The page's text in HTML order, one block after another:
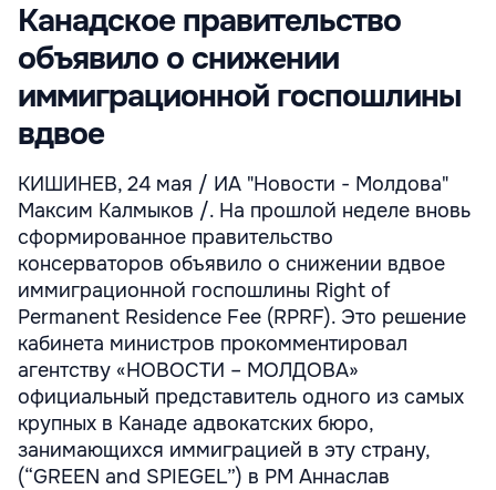
Канадское правительство
объявило о снижении
иммиграционной госпошлины
вдвое
КИШИНЕВ, 24 мая / ИА "Новости - Молдова"
Максим Калмыков /. На прошлой неделе вновь
сформированное правительство
консерваторов объявило о снижении вдвое
иммиграционной госпошлины Right of
Permanent Residence Fee (RPRF). Это решение
кабинета министров прокомментировал
агентству «НОВОСТИ – МОЛДОВА»
официальный представитель одного из самых
крупных в Канаде адвокатских бюро,
занимающихся иммиграцией в эту страну,
(“GREEN and SPIEGEL”) в РМ Аннаслав